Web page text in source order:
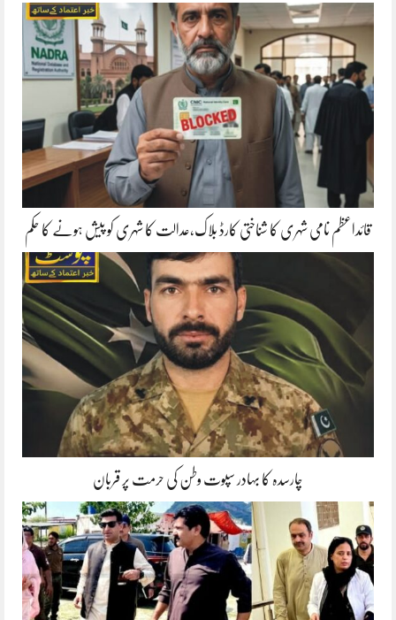
قائداعظم نامی شہری کا شناختی کارڈ بلاک،عدالت کا شہری کو پیش ہونے کا حکم
چارسدہ کا بہادر سپوت وطن کی حرمت پر قربان